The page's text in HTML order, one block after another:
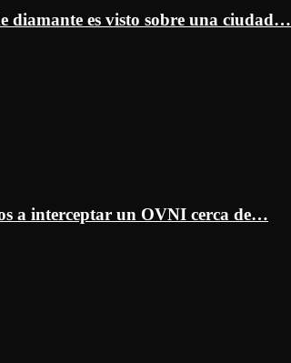
diamante es visto sobre una ciudad…
a interceptar un OVNI cerca de…